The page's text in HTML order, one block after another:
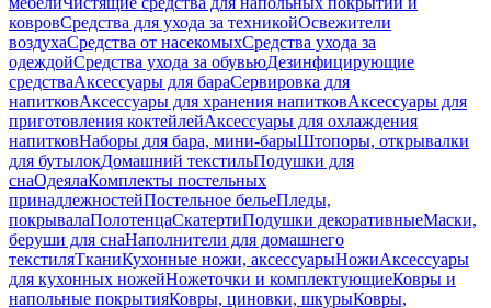
ковровСредства для ухода за техникойОсвежители
воздухаСредства от насекомыхСредства ухода за
одеждойСредства ухода за обувьюДезинфицирующие
средстваАксессуары для бараСервировка для
напитковАксессуары для хранения напитковАксессуары для
приготовления коктейлейАксессуары для охлаждения
напитковНаборы для бара, мини-барыШтопоры, открывалки
для бутылокДомашний текстильПодушки для
снаОдеялаКомплекты постельных
принадлежностейПостельное бельеПледы,
покрывалаПолотенцаСкатертиПодушки декоративныеМаски,
беруши для снаНаполнители для домашнего
текстиляТканиКухонные ножи, аксессуарыНожиАксессуары
для кухонных ножейНожеточки и комплектующиеКовры и
напольные покрытияКовры, циновки, шкурыКовры,